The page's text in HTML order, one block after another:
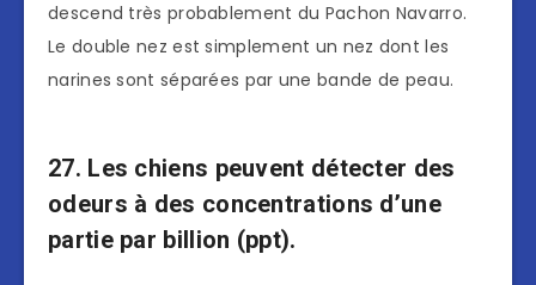
descend très probablement du Pachon Navarro.
Le double nez est simplement un nez dont les
narines sont séparées par une bande de peau.
27. Les chiens peuvent détecter des
odeurs à des concentrations d’une
partie par billion (ppt).